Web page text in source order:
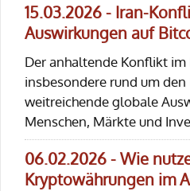
15.03.2026 - Iran-
Auswirkungen auf
Der anhaltende Konflikt im
insbesondere rund um den
weitreichende globale
Menschen, Märkte und
06.02.2026 - Wie
Kryptowährungen im